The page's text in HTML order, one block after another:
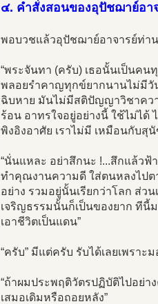
๔. คำสั่งสอนของอุปัชฌาย์อา
พอบวชแล้วอุปัชฌาย์อาจารย์ท่า
“พระจันทา (ครับ) เธอนั้นเป็นค
พลอยรำคาญทุกข์ยากนานไม่มีวั
ฉิบหาย มันไม่มีสติปัญญาวิชาคว
ร้อน อาทรใจอยู่อย่างนี้ ใช้ไม่ได้
พิงอิงอาศัย เราไม่มี เหมือนกับสุ
“นั่นแหละ อย่าสึกนะ !...สึกแล้ว
ทำคุณงานความดี ใส่ตนหลงไป
อย่าง รวมอยู่นั้นเรียกว่าโลก ส่
เจริญธรรมนั้นก็เป็นของยาก ทีนี้
เอาชีวิตเป็นแดน”
“ครับ” มีแต่ครับ รับได้เลยเพราะ
“ถ้าผมประพฤติวัตรปฏิบัติไปอย่
เสมอเดิมหรือถอยหลัง”